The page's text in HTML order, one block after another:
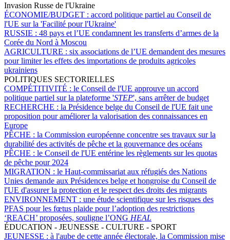
Invasion Russe de l'Ukraine
ÉCONOMIE/BUDGET : accord politique partiel au Conseil de
l'UE sur la 'Facilité pour l'Ukraine'
RUSSIE : 48 pays et l’UE condamnent les transferts d’armes de la
Corée du Nord à Moscou
AGRICULTURE : six associations de l’UE demandent des mesures
pour limiter les effets des importations de produits agricoles
ukrainiens
POLITIQUES SECTORIELLES
COMPÉTITIVITÉ : le Conseil de l'UE approuve un accord
politique partiel sur la plateforme 'STEP', sans arrêter de budget
RECHERCHE : la Présidence belge du Conseil de l'UE fait une
proposition pour améliorer la valorisation des connaissances en
Europe
PÊCHE : la Commission européenne concentre ses travaux sur la
durabilité des activités de pêche et la gouvernance des océans
PÊCHE : le Conseil de l'UE entérine les règlements sur les quotas
de pêche pour 2024
MIGRATION : le Haut-commissariat aux réfugiés des Nations
Unies demande aux Présidences belge et hongroise du Conseil de
l'UE d'assurer la protection et le respect des droits des migrants
ENVIRONNEMENT : une étude scientifique sur les risques des
PFAS pour les fœtus plaide pour l’adoption des restrictions
‘REACH’ proposées, souligne l’ONG HEAL
ÉDUCATION - JEUNESSE - CULTURE - SPORT
JEUNESSE : à l'aube de cette année électorale, la Commission mise